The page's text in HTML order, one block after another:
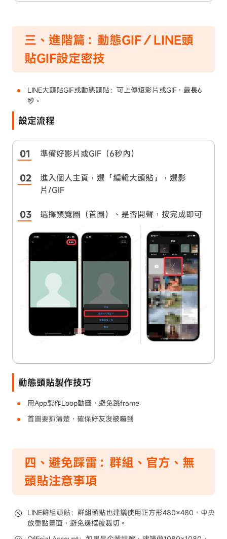
三、進階篇：動態GIF／LINE頭
貼GIF設定密技
LINE大頭貼GIF或動態頭貼：可上傳短影片或GIF，最長6
秒。
設定流程
準備好影片或GIF（6秒內）
進入個人主頁，選「編輯大頭貼」，選影
片/GIF
選擇預覽圖（首圖）、是否開聲，按完成即可
動態頭貼製作技巧
用App製作Loop動圖，避免跳frame
首圖要抓清楚，確保好友沒被嚇到
四、避免踩雷：群組、官方、無
頭貼注意事項
LINE群組頭貼：群組頭貼也建議使用正方形480×480，中央
放重點畫面，避免邊框被裁切。